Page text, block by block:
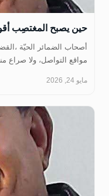
حين يصبح المغتصِب
أصحاب الضمائر الحيّة
مواقع التواصل، ولا صراع
مايو 24, 2026